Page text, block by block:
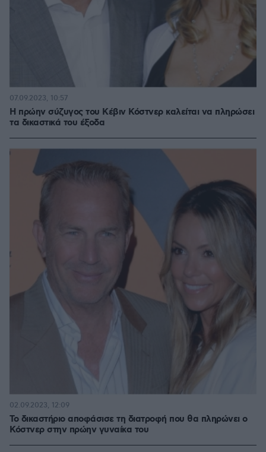
Η πρώην σύζυγος του Κέβιν Κόστνερ καλείται να πληρώσει
τα δικαστικά του έξοδα
07.09.2023, 10:57
Το δικαστήριο αποφάσισε τη διατροφή που θα πληρώνει ο
Κόστνερ στην πρώην γυναίκα του
02.09.2023, 12:09